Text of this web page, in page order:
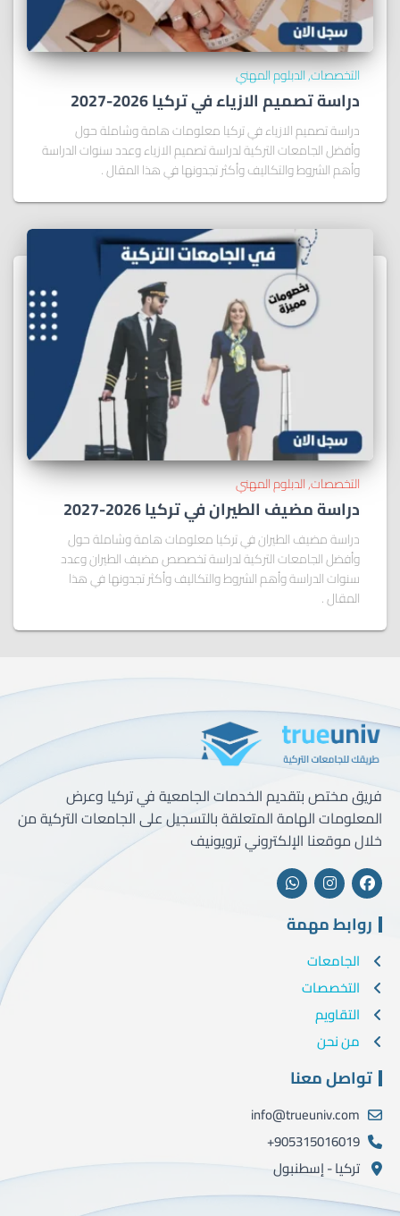
التخصصات الدبلوم المهني
دراسة تصميم الازياء في تركيا 2026-2027
دراسة تصميم الازياء في تركيا معلومات هامة وشاملة حول
وأفضل الجامعات التركية لدراسة تصميم الازياء وعدد سنوات الدراسة
وأهم الشروط والتكاليف وأكثر تجدونها في هذا المقال .
التخصصات الدبلوم المهني
دراسة مضيف الطيران في تركيا 2026-2027
دراسة مضيف الطيران في تركيا معلومات هامة وشاملة حول
وأفضل الجامعات التركية لدراسة تخصصص مضيف الطيران وعدد
سنوات الدراسة وأهم الشروط والتكاليف وأكثر تجدونها في هذا
المقال .
فريق مختص بتقديم الخدمات الجامعية في تركيا وعرض
المعلومات الهامة المتعلقة بالتسجيل على الجامعات التركية من
خلال موقعنا الإلكتروني ترويونيف
روابط مهمة
الجامعات
التخصصات
التقاويم
من نحن
تواصل معنا
info@trueuniv.com
905315016019+
تركيا - إسطنبول